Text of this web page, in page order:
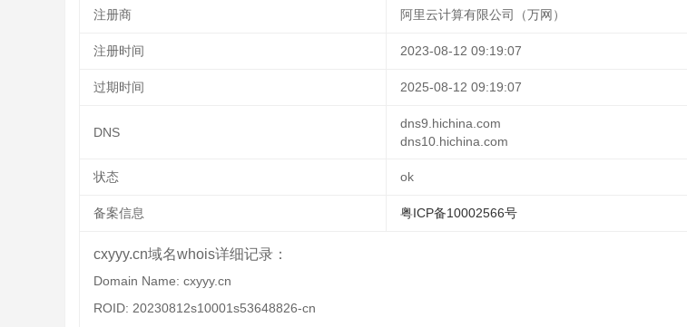
注册商 阿里云计算有限公司（万网）
注册时间 2023-08-12 09:19:07
过期时间 2025-08-12 09:19:07
DNS
dns9.hichina.com
dns10.hichina.com
状态 ok
备案信息 粤ICP备10002566号
cxyyy.cn域名whois详细记录：
Domain Name: cxyyy.cn
ROID: 20230812s10001s53648826-cn